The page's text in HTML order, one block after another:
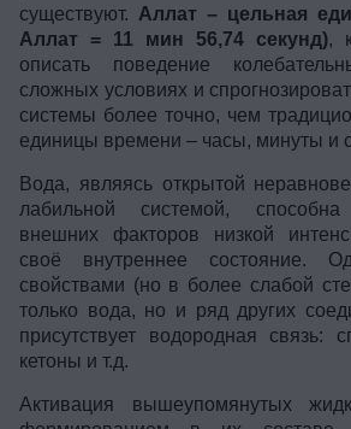
существуют. Аллат – цельная
Аллат = 11 мин 56,74 секунд),
описать поведение
сложных условиях и
системы более точно, чем
единицы времени – часы, минуты и
Вода, являясь открытой
лабильной системой,
внешних факторов низкой
своё внутреннее состояние.
свойствами (но в более слабой
только вода, но и ряд других
присутствует водородная связь:
кетоны и т.д.
Активация вышеупомянутых